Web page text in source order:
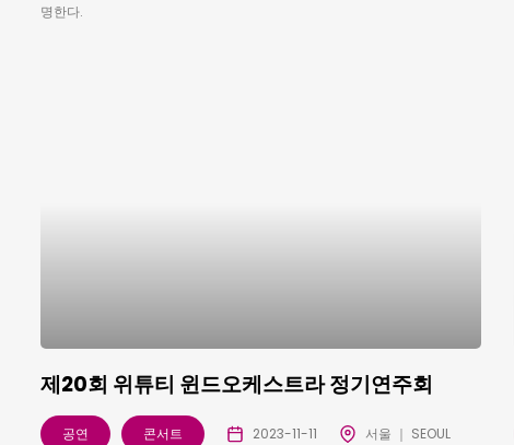
명한다.
제20회 위튜티 윈드오케스트라 정기연주회
공연 콘서트 2023-11-11 서울 ｜ SEOUL